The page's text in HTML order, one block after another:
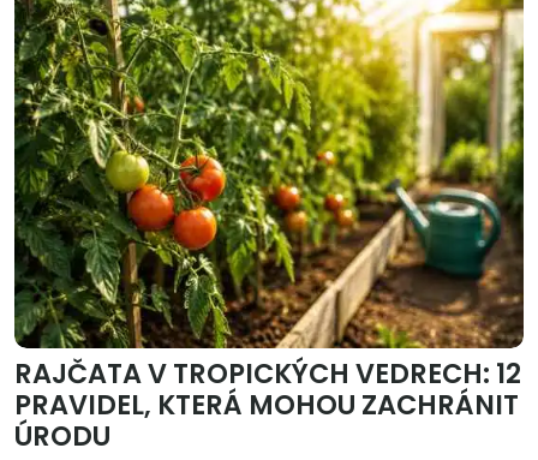
RAJČATA V TROPICKÝCH VEDRECH: 12
PRAVIDEL, KTERÁ MOHOU ZACHRÁNIT
ÚRODU